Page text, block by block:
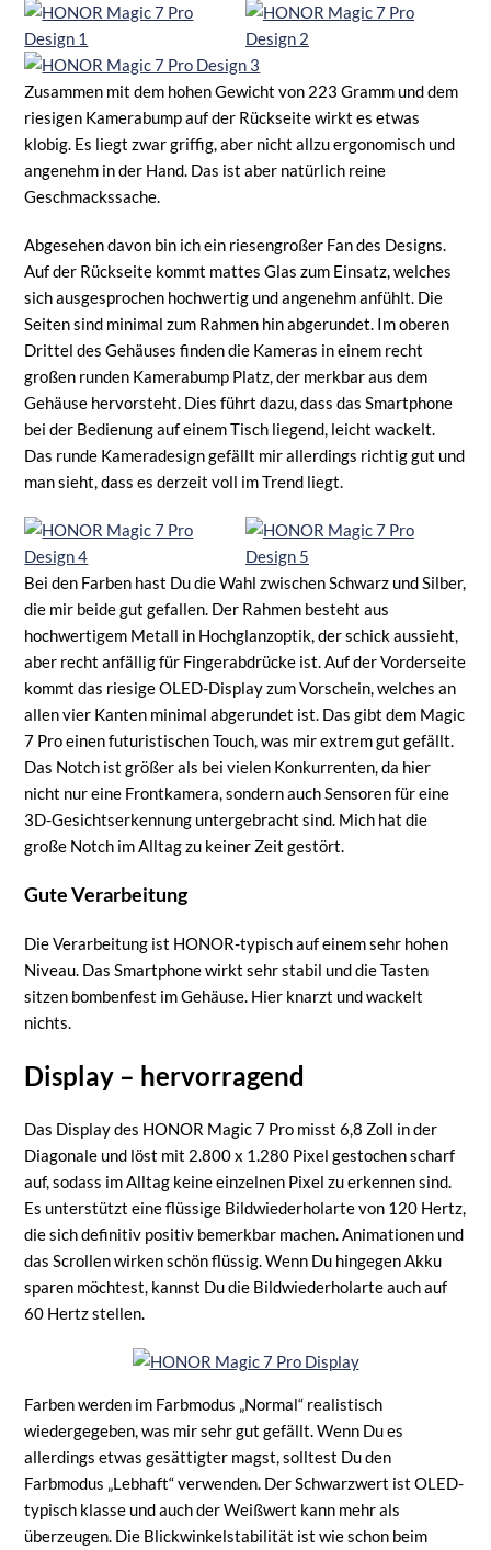
Zusammen mit dem hohen Gewicht von 223 Gramm und dem
riesigen Kamerabump auf der Rückseite wirkt es etwas
klobig. Es liegt zwar griffig, aber nicht allzu ergonomisch und
angenehm in der Hand. Das ist aber natürlich reine
Geschmackssache.
Abgesehen davon bin ich ein riesengroßer Fan des Designs.
Auf der Rückseite kommt mattes Glas zum Einsatz, welches
sich ausgesprochen hochwertig und angenehm anfühlt. Die
Seiten sind minimal zum Rahmen hin abgerundet. Im oberen
Drittel des Gehäuses finden die Kameras in einem recht
großen runden Kamerabump Platz, der merkbar aus dem
Gehäuse hervorsteht. Dies führt dazu, dass das Smartphone
bei der Bedienung auf einem Tisch liegend, leicht wackelt.
Das runde Kameradesign gefällt mir allerdings richtig gut und
man sieht, dass es derzeit voll im Trend liegt.
Bei den Farben hast Du die Wahl zwischen Schwarz und Silber,
die mir beide gut gefallen. Der Rahmen besteht aus
hochwertigem Metall in Hochglanzoptik, der schick aussieht,
aber recht anfällig für Fingerabdrücke ist. Auf der Vorderseite
kommt das riesige OLED-Display zum Vorschein, welches an
allen vier Kanten minimal abgerundet ist. Das gibt dem Magic
7 Pro einen futuristischen Touch, was mir extrem gut gefällt.
Das Notch ist größer als bei vielen Konkurrenten, da hier
nicht nur eine Frontkamera, sondern auch Sensoren für eine
3D-Gesichtserkennung untergebracht sind. Mich hat die
große Notch im Alltag zu keiner Zeit gestört.
Gute Verarbeitung
Die Verarbeitung ist HONOR-typisch auf einem sehr hohen
Niveau. Das Smartphone wirkt sehr stabil und die Tasten
sitzen bombenfest im Gehäuse. Hier knarzt und wackelt
nichts.
Display – hervorragend
Das Display des HONOR Magic 7 Pro misst 6,8 Zoll in der
Diagonale und löst mit 2.800 x 1.280 Pixel gestochen scharf
auf, sodass im Alltag keine einzelnen Pixel zu erkennen sind.
Es unterstützt eine flüssige Bildwiederholarte von 120 Hertz,
die sich definitiv positiv bemerkbar machen. Animationen und
das Scrollen wirken schön flüssig. Wenn Du hingegen Akku
sparen möchtest, kannst Du die Bildwiederholarte auch auf
60 Hertz stellen.
Farben werden im Farbmodus „Normal“ realistisch
wiedergegeben, was mir sehr gut gefällt. Wenn Du es
allerdings etwas gesättigter magst, solltest Du den
Farbmodus „Lebhaft“ verwenden. Der Schwarzwert ist OLED-
typisch klasse und auch der Weißwert kann mehr als
überzeugen. Die Blickwinkelstabilität ist wie schon beim